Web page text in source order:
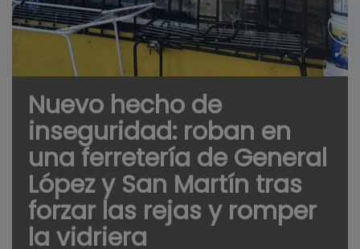
Nuevo hecho de
inseguridad: roban en
una ferretería de General
López y San Martín tras
forzar las rejas y romper
la vidriera